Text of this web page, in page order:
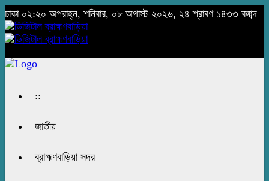
ঢাকা ০২:২০ অপরাহ্ন, শনিবার, ০৮ অগাস্ট ২০২৬, ২৪ শ্রাবণ ১৪৩৩ বঙ্গাব্দ
::
জাতীয়
ব্রাহ্মণবাড়িয়া সদর